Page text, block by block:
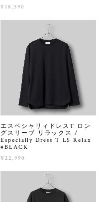
¥18,590
エスペシャリィドレスT ロン
グスリーブ リラックス /
Especially Dress T LS Relax
#BLACK
¥22,990